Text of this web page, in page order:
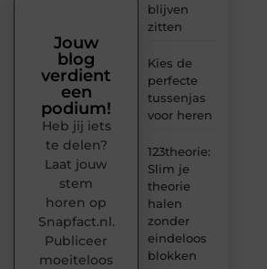
blijven
zitten
Kies de
perfecte
tussenjas
voor heren
123theorie:
Slim je
theorie
halen
zonder
eindeloos
blokken
Jouw
blog
verdient
een
podium!
Heb jij iets
te delen?
Laat jouw
stem
horen op
Snapfact.nl.
Publiceer
moeiteloos